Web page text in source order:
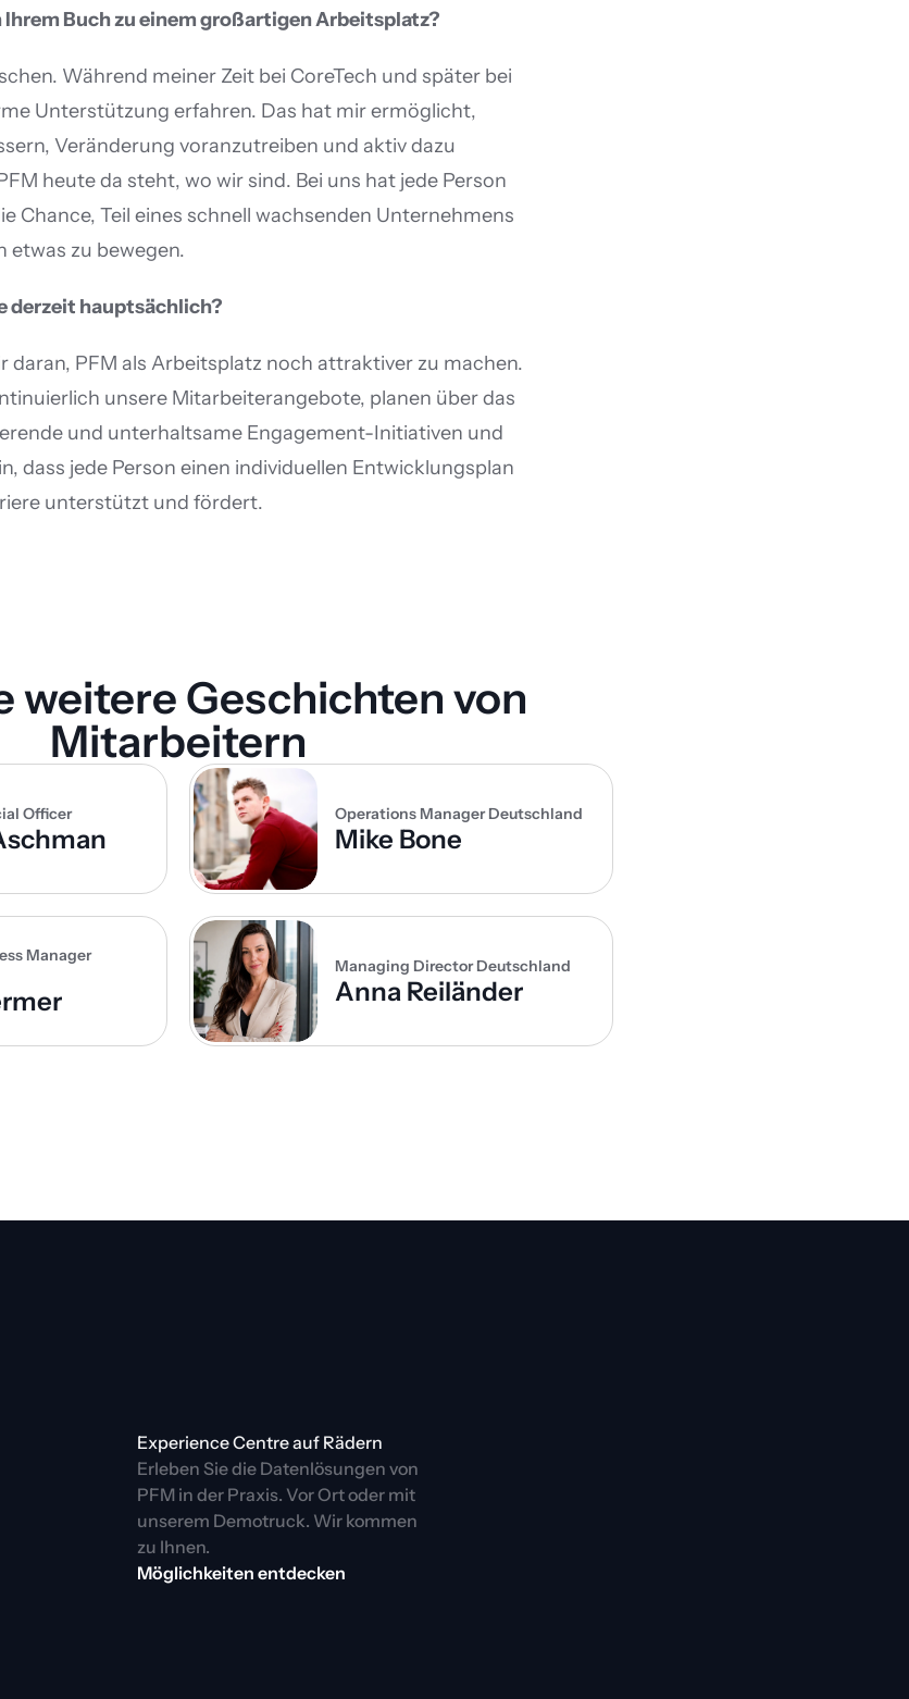
Ihrem Buch zu einem großartigen Arbeitsplatz?
Während meiner Zeit bei CoreTech und später bei
Unterstützung erfahren. Das hat mir ermöglicht,
Veränderung voranzutreiben und aktiv dazu
heute da steht, wo wir sind. Bei uns hat jede Person
Chance, Teil eines schnell wachsenden Unternehmens
etwas zu bewegen.
derzeit hauptsächlich?
daran, PFM als Arbeitsplatz noch attraktiver zu machen.
unsere Mitarbeiterangebote, planen über das
und unterhaltsame Engagement-Initiativen und
dass jede Person einen individuellen Entwicklungsplan
unterstützt und fördert.
weitere Geschichten von
Mitarbeitern
Officer Operations Manager Deutschland
Mike Bone
Manager
Managing Director Deutschland
Anna Reiländer
Experience Centre auf Rädern
Erleben Sie die Datenlösungen von
PFM in der Praxis. Vor Ort oder mit
unserem Demotruck. Wir kommen
zu Ihnen.
Möglichkeiten entdecken